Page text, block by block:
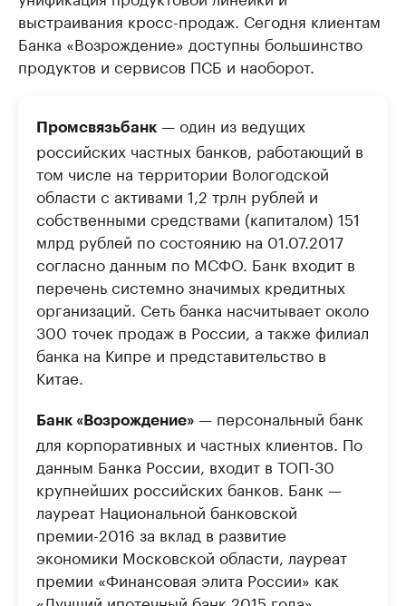
выстраивания кросс-продаж. Сегодня клиентам
Банка «Возрождение» доступны большинство
продуктов и сервисов ПСБ и наоборот.
Промсвязьбанк — один из ведущих
российских частных банков, работающий в
том числе на территории Вологодской
области с активами 1,2 трлн рублей и
собственными средствами (капиталом) 151
млрд рублей по состоянию на 01.07.2017
согласно данным по МСФО. Банк входит в
перечень системно значимых кредитных
организаций. Сеть банка насчитывает около
300 точек продаж в России, а также филиал
банка на Кипре и представительство в
Китае.
Банк «Возрождение» — персональный банк
для корпоративных и частных клиентов. По
данным Банка России, входит в ТОП-30
крупнейших российских банков. Банк —
лауреат Национальной банковской
премии-2016 за вклад в развитие
экономики Московской области, лауреат
премии «Финансовая элита России» как
«Лучший ипотечный банк 2015 года»,